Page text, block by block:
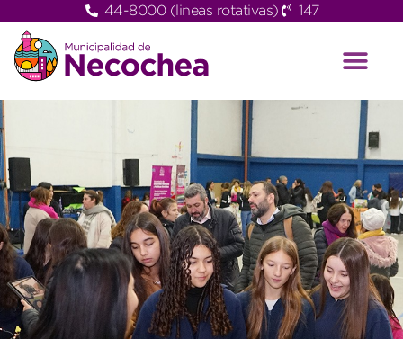
44-8000 (lineas rotativas) 147